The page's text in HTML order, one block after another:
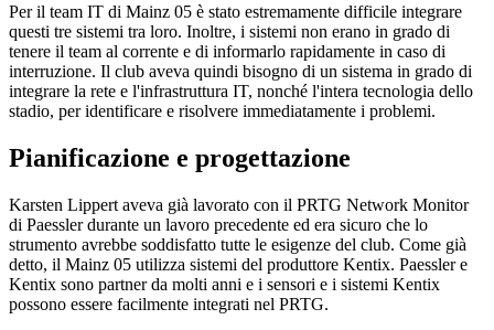
Per il team IT di Mainz 05 è stato estremamente difficile integrare
questi tre sistemi tra loro. Inoltre, i sistemi non erano in grado di
tenere il team al corrente e di informarlo rapidamente in caso di
interruzione. Il club aveva quindi bisogno di un sistema in grado di
integrare la rete e l'infrastruttura IT, nonché l'intera tecnologia dello
stadio, per identificare e risolvere immediatamente i problemi.
Pianificazione e progettazione
Karsten Lippert aveva già lavorato con il PRTG Network Monitor
di Paessler durante un lavoro precedente ed era sicuro che lo
strumento avrebbe soddisfatto tutte le esigenze del club. Come già
detto, il Mainz 05 utilizza sistemi del produttore Kentix. Paessler e
Kentix sono partner da molti anni e i sensori e i sistemi Kentix
possono essere facilmente integrati nel PRTG.